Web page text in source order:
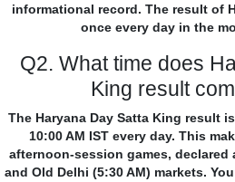
informational record. The result of
once every day in the
Q2. What time does
King result
The Haryana Day Satta King result
10:00 AM IST every day. This
afternoon-session games, declared
and Old Delhi (5:30 AM) markets.